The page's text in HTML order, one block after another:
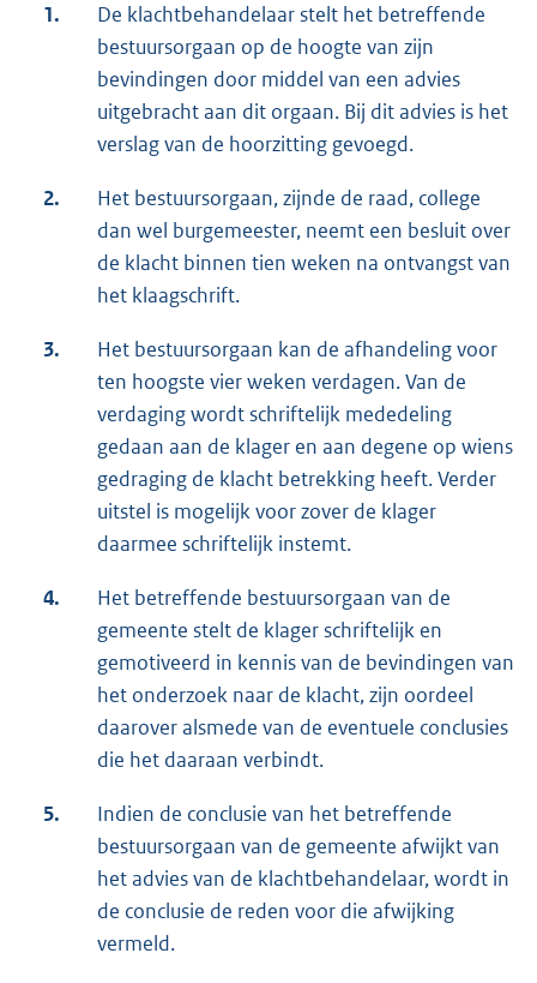
1.
De klachtbehandelaar stelt het betreffende
bestuursorgaan op de hoogte van zijn
bevindingen door middel van een advies
uitgebracht aan dit orgaan. Bij dit advies is het
verslag van de hoorzitting gevoegd.
2.
Het bestuursorgaan, zijnde de raad, college
dan wel burgemeester, neemt een besluit over
de klacht binnen tien weken na ontvangst van
het klaagschrift.
3.
Het bestuursorgaan kan de afhandeling voor
ten hoogste vier weken verdagen. Van de
verdaging wordt schriftelijk mededeling
gedaan aan de klager en aan degene op wiens
gedraging de klacht betrekking heeft. Verder
uitstel is mogelijk voor zover de klager
daarmee schriftelijk instemt.
4.
Het betreffende bestuursorgaan van de
gemeente stelt de klager schriftelijk en
gemotiveerd in kennis van de bevindingen van
het onderzoek naar de klacht, zijn oordeel
daarover alsmede van de eventuele conclusies
die het daaraan verbindt.
5.
Indien de conclusie van het betreffende
bestuursorgaan van de gemeente afwijkt van
het advies van de klachtbehandelaar, wordt in
de conclusie de reden voor die afwijking
vermeld.